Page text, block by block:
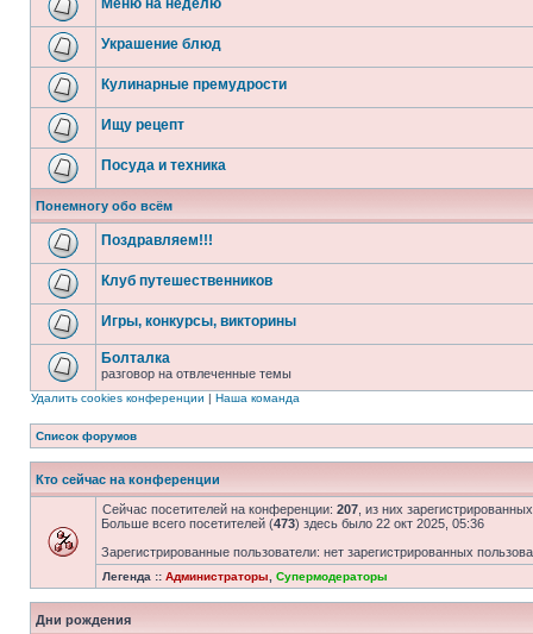
Меню на неделю
Украшение блюд
Кулинарные премудрости
Ищу рецепт
Посуда и техника
Понемногу обо всём
Поздравляем!!!
Клуб путешественников
Игры, конкурсы, викторины
Болталка
разговор на отвлеченные темы
Удалить cookies конференции | Наша команда
Список форумов
Кто сейчас на конференции
Сейчас посетителей на конференции: 207 , из них
Больше всего посетителей (473) здесь было 22 окт 2025, 05:36
Зарегистрированные пользователи: нет зарегистрированных
Легенда :: Администраторы Супермодераторы
Дни рождения